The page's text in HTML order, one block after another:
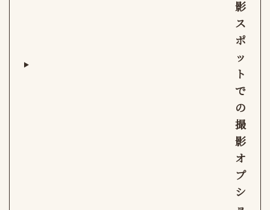
影
ス
ポ
ッ
ト
で
の
撮
影
オ
プ
シ